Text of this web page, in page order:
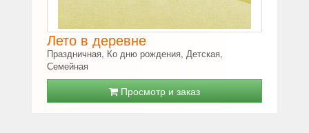
Лето в деревне
Праздничная, Ко дню рождения, Детская,
Семейная
Просмотр и заказ